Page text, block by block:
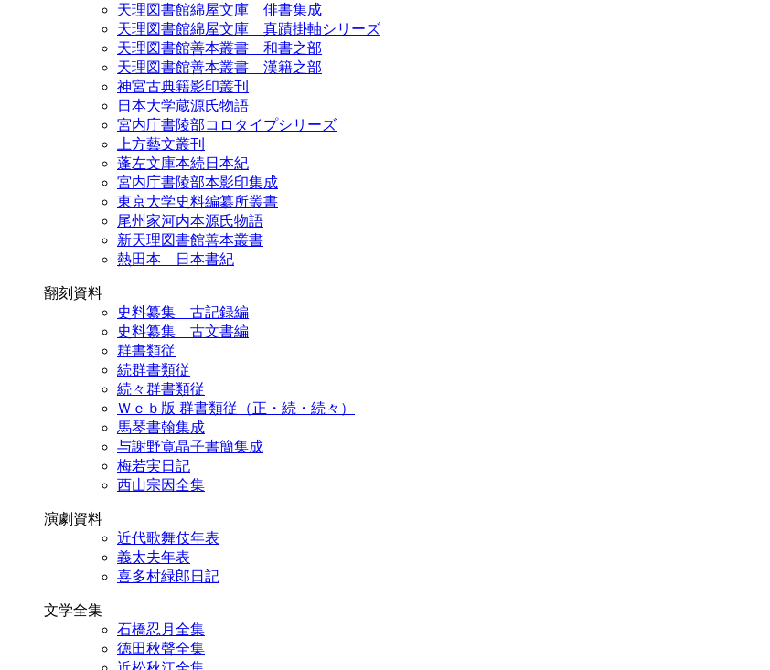
天理図書館綿屋文庫 俳書集成
天理図書館綿屋文庫 真蹟掛軸シリーズ
天理図書館善本叢書 和書之部
天理図書館善本叢書 漢籍之部
神宮古典籍影印叢刊
日本大学蔵源氏物語
宮内庁書陵部コロタイプシリーズ
上方藝文叢刊
蓬左文庫本続日本紀
宮内庁書陵部本影印集成
東京大学史料編纂所叢書
尾州家河内本源氏物語
新天理図書館善本叢書
熱田本 日本書紀
翻刻資料
史料纂集 古記録編
史料纂集 古文書編
群書類従
続群書類従
続々群書類従
Ｗｅｂ版 群書類従（正・続・続々）
馬琴書翰集成
与謝野寛晶子書簡集成
梅若実日記
西山宗因全集
演劇資料
近代歌舞伎年表
義太夫年表
喜多村緑郎日記
文学全集
石橋忍月全集
徳田秋聲全集